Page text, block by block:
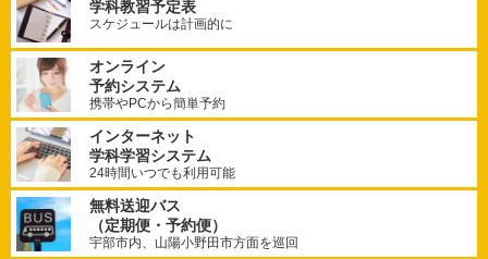
学科教習予定表
スケジュールは計画的に
オンライン
予約システム
携帯やPCから簡単予約
インターネット
学科学習システム
24時間いつでも利用可能
無料送迎バス
（定期便・予約便）
宇部市内、山陽小野田市方面を巡回